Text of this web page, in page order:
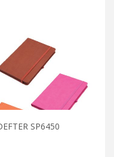
SP6450